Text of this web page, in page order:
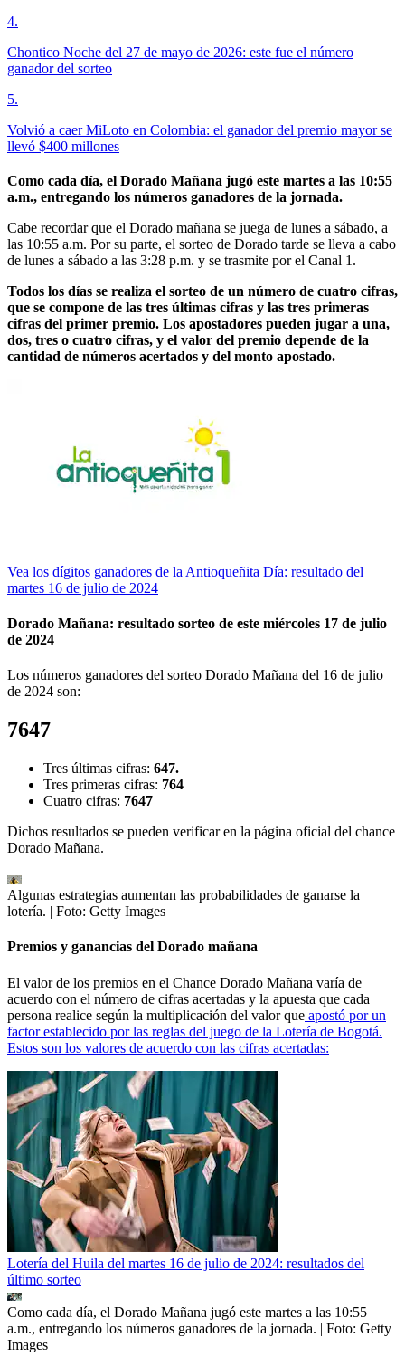
4.
Chontico Noche del 27 de mayo de 2026: este fue el número
ganador del sorteo
5.
Volvió a caer MiLoto en Colombia: el ganador del premio mayor se
llevó $400 millones
Como cada día, el Dorado Mañana jugó este martes a las 10:55
a.m., entregando los números ganadores de la jornada.
Cabe recordar que el Dorado mañana se juega de lunes a sábado, a
las 10:55 a.m. Por su parte, el sorteo de Dorado tarde se lleva a cabo
de lunes a sábado a las 3:28 p.m. y se trasmite por el Canal 1.
Todos los días se realiza el sorteo de un número de cuatro cifras,
que se compone de las tres últimas cifras y las tres primeras
cifras del primer premio. Los apostadores pueden jugar a una,
dos, tres o cuatro cifras, y el valor del premio depende de la
cantidad de números acertados y del monto apostado.
Vea los dígitos ganadores de la Antioqueñita Día: resultado del
martes 16 de julio de 2024
Dorado Mañana: resultado sorteo de este miércoles 17 de julio
de 2024
Los números ganadores del sorteo Dorado Mañana del 16 de julio
de 2024 son:
7647
Tres últimas cifras: 647.
Tres primeras cifras: 764
Cuatro cifras: 7647
Dichos resultados se pueden verificar en la página oficial del chance
Dorado Mañana.
Algunas estrategias aumentan las probabilidades de ganarse la
lotería. | Foto: Getty Images
Premios y ganancias del Dorado mañana
El valor de los premios en el Chance Dorado Mañana varía de
acuerdo con el número de cifras acertadas y la apuesta que cada
persona realice según la multiplicación del valor que apostó por un
factor establecido por las reglas del juego de la Lotería de Bogotá.
Estos son los valores de acuerdo con las cifras acertadas:
Lotería del Huila del martes 16 de julio de 2024: resultados del
último sorteo
Como cada día, el Dorado Mañana jugó este martes a las 10:55
a.m., entregando los números ganadores de la jornada. | Foto: Getty
Images